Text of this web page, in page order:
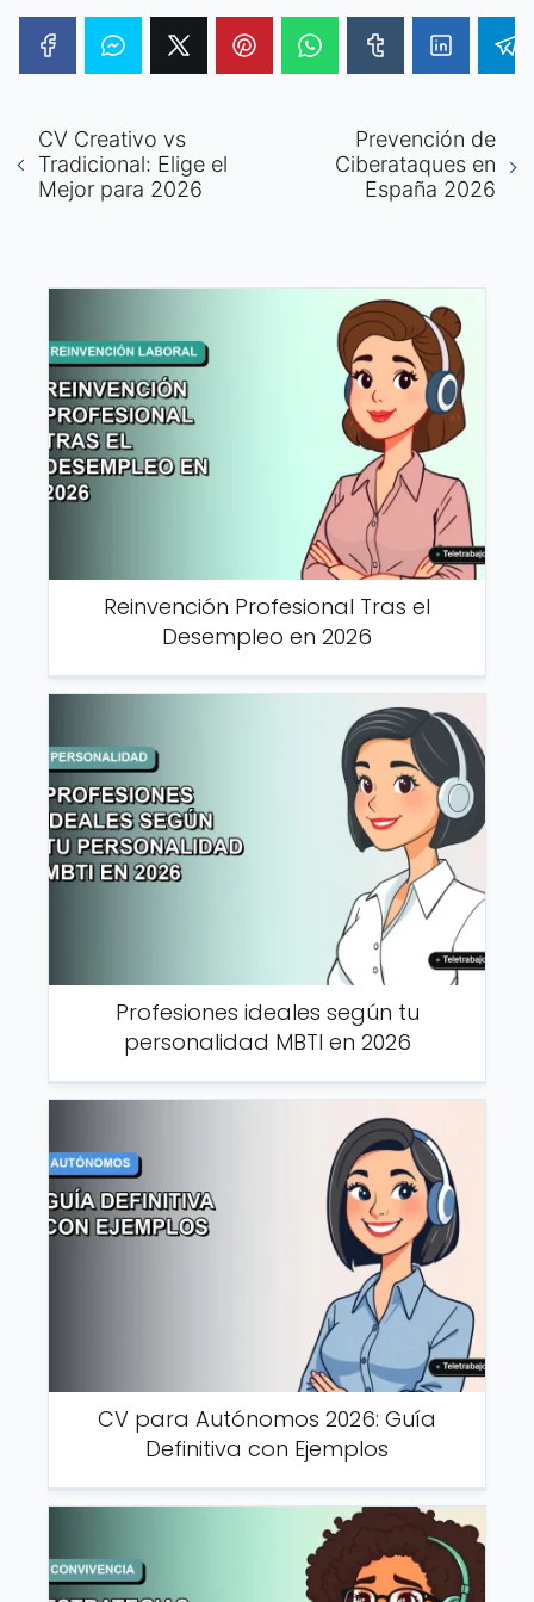
CV Creativo vs
Tradicional: Elige el
Mejor para 2026
Prevención de
Ciberataques en
España 2026
Reinvención Profesional Tras el
Desempleo en 2026
Profesiones ideales según tu
personalidad MBTI en 2026
CV para Autónomos 2026: Guía
Definitiva con Ejemplos